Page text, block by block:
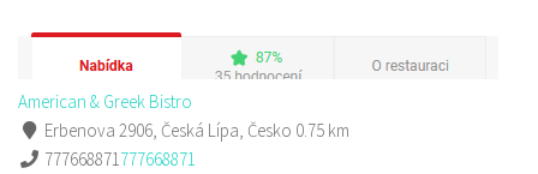
American & Greek Bistro
Erbenova 2906, Česká Lípa, Česko 0.75 km
777668871777668871